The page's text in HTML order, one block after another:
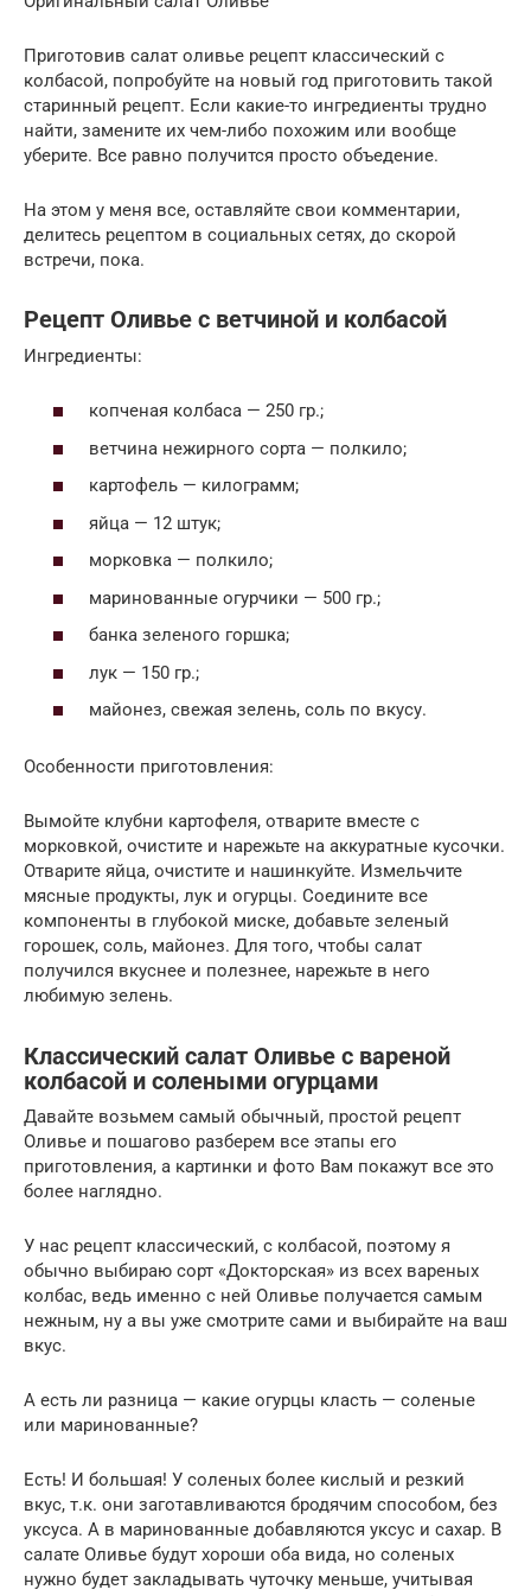
Приготовив салат оливье рецепт классический с
колбасой, попробуйте на новый год приготовить такой
старинный рецепт. Если какие-то ингредиенты трудно
найти, замените их чем-либо похожим или вообще
уберите. Все равно получится просто объедение.
На этом у меня все, оставляйте свои комментарии,
делитесь рецептом в социальных сетях, до скорой
встречи, пока.
Рецепт Оливье с ветчиной и колбасой
Ингредиенты:
копченая колбаса — 250 гр.;
ветчина нежирного сорта — полкило;
картофель — килограмм;
яйца — 12 штук;
морковка — полкило;
маринованные огурчики — 500 гр.;
банка зеленого горшка;
лук — 150 гр.;
майонез, свежая зелень, соль по вкусу.
Особенности приготовления:
Вымойте клубни картофеля, отварите вместе с
морковкой, очистите и нарежьте на аккуратные кусочки.
Отварите яйца, очистите и нашинкуйте. Измельчите
мясные продукты, лук и огурцы. Соедините все
компоненты в глубокой миске, добавьте зеленый
горошек, соль, майонез. Для того, чтобы салат
получился вкуснее и полезнее, нарежьте в него
любимую зелень.
Классический салат Оливье с вареной
колбасой и солеными огурцами
Давайте возьмем самый обычный, простой рецепт
Оливье и пошагово разберем все этапы его
приготовления, а картинки и фото Вам покажут все это
более наглядно.
У нас рецепт классический, с колбасой, поэтому я
обычно выбираю сорт «Докторская» из всех вареных
колбас, ведь именно с ней Оливье получается самым
нежным, ну а вы уже смотрите сами и выбирайте на ваш
вкус.
А есть ли разница — какие огурцы класть — соленые
или маринованные?
Есть! И большая! У соленых более кислый и резкий
вкус, т.к. они заготавливаются бродячим способом, без
уксуса. А в маринованные добавляются уксус и сахар. В
салате Оливье будут хороши оба вида, но соленых
нужно будет закладывать чуточку меньше, учитывая